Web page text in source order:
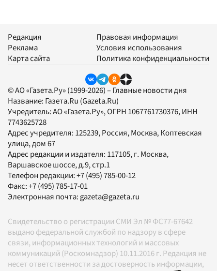
Редакция
Реклама
Карта сайта
Правовая информация
Условия использования
Политика конфиденциальности
© АО «Газета.Ру» (1999-2026) – Главные новости дня
Название: Газета.Ru (Gazeta.Ru)
Учредитель:АО «Газета.Ру», ОГРН 1067761730376, ИНН
7743625728
Адрес учредителя: 125239, Россия, Москва, Коптевская
улица, дом 67
Адрес редакции и издателя: 117105, г. Москва,
Варшавское шоссе, д.9, стр.1
Телефон редакции:+7 (495) 785-00-12
Факс:+7 (495) 785-17-01
Электронная почта:gazeta@gazeta.ru
Свидетельство о регистрации СМИ Эл № ФС77-67642
выдано федеральной службой по надзору в сфере
связи, информационных технологий и массовых
коммуникаций (Роскомнадзор) 10.11.2016 г. Редакция не
несет ответственности за достоверность информации,